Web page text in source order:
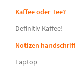
Kaffee oder Tee?
Definitiv Kaffee!
Notizen
Laptop